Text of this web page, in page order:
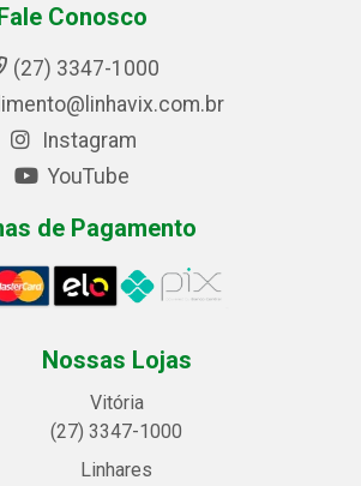
Conosco
(27) 3347-1000
Instagram
YouTube
de Pagamento
Nossas Lojas
Vitória
(27) 3347-1000
Linhares